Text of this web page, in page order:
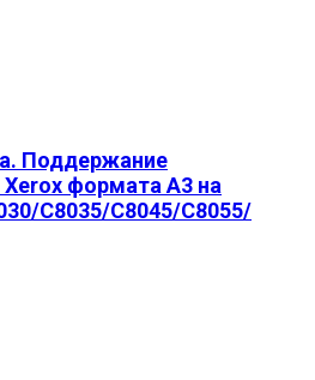
Поддержание
формата А3 на
С8035/С8045/С8055/